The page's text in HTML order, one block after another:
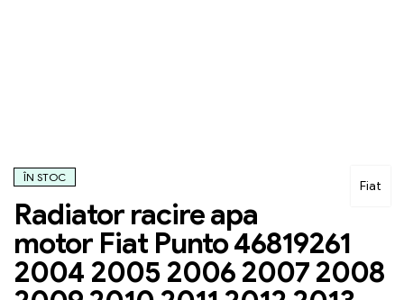
Fiat
ÎN STOC
Radiator racire apa
motor Fiat Punto 46819261
2004 2005 2006 2007 2008